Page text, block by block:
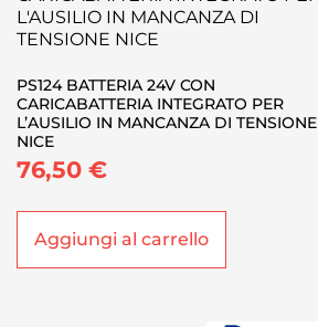
PS124 BATTERIA 24V CON
CARICABATTERIA INTEGRATO PER
L’AUSILIO IN MANCANZA DI TENSIONE
NICE
76,50 €
Aggiungi al carrello